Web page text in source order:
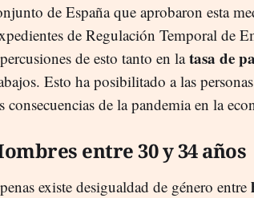
de España que aprobaron esta
de Regulación Temporal de
de esto tanto en latasa de
Esto ha posibilitado a las
consecuencias de la pandemia en la
entre 30 y 34 años
existe desigualdad de género entre